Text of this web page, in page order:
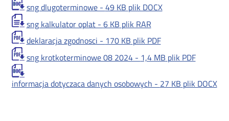
sng dlugoterminowe - 49 KB plik DOCX
sng kalkulator oplat - 6 KB plik RAR
deklaracja zgodnosci - 170 KB plik PDF
sng krotkoterminowe 08 2024 - 1,4 MB plik PDF
informacja dotyczaca danych osobowych - 27 KB plik DOCX